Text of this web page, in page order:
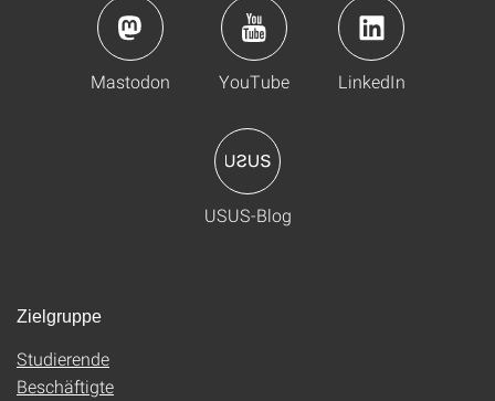
Mastodon YouTube LinkedIn
USUS-Blog
Zielgruppe
Studierende
Beschäftigte